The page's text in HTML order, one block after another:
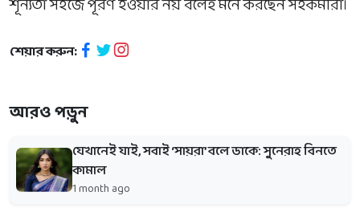
শূন্যতা সহজে পূরণ হওয়ার নয় বলেই মনে করছেন সহকর্মীরা।
শেয়ার করুন:
আরও পড়ুন
যেখানেই যাই, সবাই ‘সায়রা’ বলে ডাকে: সুনেরাহ বিনতে
কামাল
1 month ago